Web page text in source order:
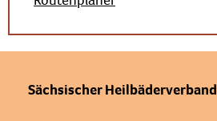
Sächsischer Heilbäderverband